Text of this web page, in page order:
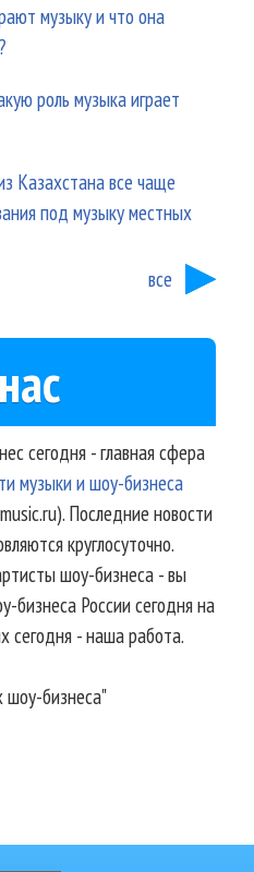
музыку и что она
роль музыка играет
Казахстана все чаще
под музыку местных
все
сегодня - главная сфера
музыки и шоу-бизнеса
Последние новости
круглосуточно.
шоу-бизнеса - вы
бизнеса России сегодня на
сегодня - наша работа.
шоу-бизнеса"